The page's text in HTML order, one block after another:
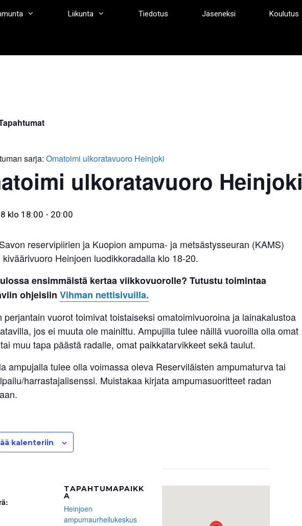
Liikunta Tiedotus Jäseneksi Koulutus
sarja: Omatoimi ulkoratavuoro Heinjoki
ulkoratavuoro Heinjoki
klo 18:00 - 20:00
reservipiirien ja Kuopion ampuma- ja metsästysseuran (KAMS)
Heinjoen luodikkoradalla klo 18-20.
ensimmäistä kertaa viikkovuorolle? Tutustu toimintaa
ohjeisiin Vihman nettisivuilla.
perjantain vuorot toimivat toistaiseksi omatoimivuoroina ja lainakalustoa
jos ei muuta ole mainittu. Ampujilla tulee näillä vuoroilla olla omat
muu tapa päästä radalle, omat paikkatarvikkeet sekä taulut.
ampujalla tulee olla voimassa oleva Reserviläisten ampumaturva tai
harrastajalisenssi. Muistakaa kirjata ampumasuoritteet radan
kalenteriin
TAPAHTUMAPAIKK
A
Heinjoen
ampumaurheilukeskus